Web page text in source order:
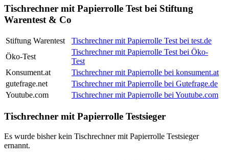
Tischrechner mit Papierrolle Test bei Stiftung
Warentest & Co
Stiftung Warentest
Tischrechner mit Papierrolle Test bei test.de
Öko-Test
Tischrechner mit Papierrolle Test bei Öko-
Test
Konsument.at
Tischrechner mit Papierrolle bei konsument.at
gutefrage.net
Tischrechner mit Papierrolle bei Gutefrage.de
Youtube.com
Tischrechner mit Papierrolle bei Youtube.com
Tischrechner mit Papierrolle Testsieger
Es wurde bisher kein Tischrechner mit Papierrolle Testsieger
ernannt.